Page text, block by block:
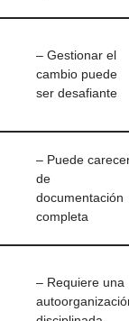
– Gestionar el
cambio puede
ser desafiante
– Puede
de
documentación
completa
– Requiere una